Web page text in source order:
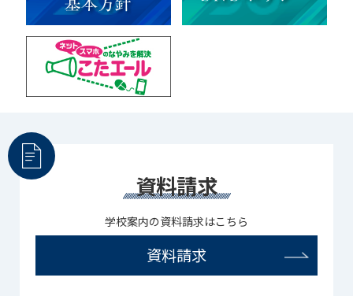
資料請求
学校案内の資料請求はこちら
資料請求